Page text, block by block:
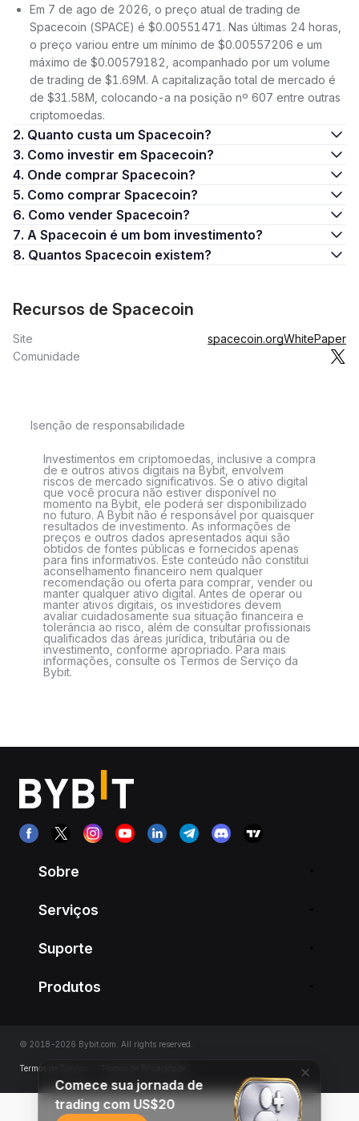
Em 7 de ago de 2026, o preço atual de trading de
Spacecoin (SPACE) é $0.00551471. Nas últimas 24 horas,
o preço variou entre um mínimo de $0.00557206 e um
máximo de $0.00579182, acompanhado por um volume
de trading de $1.69M. A capitalização total de mercado é
de $31.58M, colocando-a na posição nº 607 entre outras
criptomoedas.
2. Quanto custa um Spacecoin?
3. Como investir em Spacecoin?
4. Onde comprar Spacecoin?
5. Como comprar Spacecoin?
6. Como vender Spacecoin?
7. A Spacecoin é um bom investimento?
8. Quantos Spacecoin existem?
Recursos de Spacecoin
Site spacecoin.orgWhitePaper
Comunidade
Isenção de responsabilidade
Investimentos em criptomoedas, inclusive a compra
de e outros ativos digitais na Bybit, envolvem
riscos de mercado significativos. Se o ativo digital
que você procura não estiver disponível no
momento na Bybit, ele poderá ser disponibilizado
no futuro. A Bybit não é responsável por quaisquer
resultados de investimento. As informações de
preços e outros dados apresentados aqui são
obtidos de fontes públicas e fornecidos apenas
para fins informativos. Este conteúdo não constitui
aconselhamento financeiro nem qualquer
recomendação ou oferta para comprar, vender ou
manter qualquer ativo digital. Antes de operar ou
manter ativos digitais, os investidores devem
avaliar cuidadosamente sua situação financeira e
tolerância ao risco, além de consultar profissionais
qualificados das áreas jurídica, tributária ou de
investimento, conforme apropriado. Para mais
informações, consulte os Termos de Serviço da
Bybit.
Sobre
Serviços
Suporte
Produtos
© 2018-2026 Bybit.com. All rights reserved.
Termos de Serviço
Comece sua jornada de
trading com US$20